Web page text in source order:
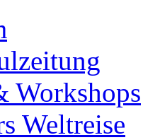
Workshops
Weltreise